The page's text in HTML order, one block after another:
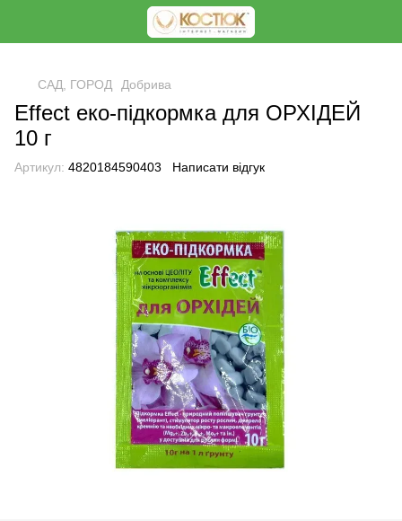
САД, ГОРОД Добрива
Effect еко-підкормка для ОРХІДЕЙ
10 г
Артикул: 4820184590403 Написати відгук